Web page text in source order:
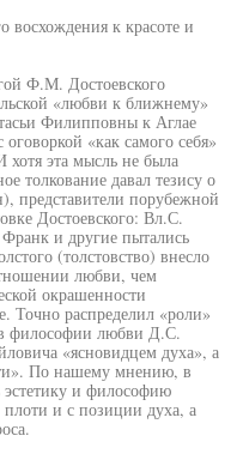
восхождения к красоте и
Ф.М. Достоевского
«любви к ближнему»
Филипповны к Аглае
«как самого себя»
хотя эта мысль не была
толкование давал тезису о
представители порубежной
Достоевского: Вл.С.
и другие пытались
(толстовство) внесло
любви, чем
окрашенности
Точно распределил «роли»
философии любви Д.С.
«ясновидцем духа», а
По нашему мнению, в
эстетику и философию
и с позиции духа, а